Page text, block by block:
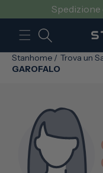
DIRETTAMENTESpedizione
Stanhome / Trova un
GAROFALO